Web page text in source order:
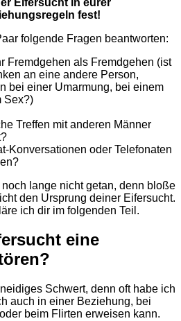
fest!
folgende Fragen beantworten:
Fremdgehen als Fremdgehen (ist
an eine andere Person,
bei einer Umarmung, bei einem
Sex?)
Treffen mit anderen Männer
Konversationen oder Telefonaten
lange nicht getan, denn bloße
den Ursprung deiner Eifersucht.
ich dir im folgenden Teil.
eine
Schwert, denn oft habe ich
auch in einer Beziehung, bei
beim Flirten erweisen kann.